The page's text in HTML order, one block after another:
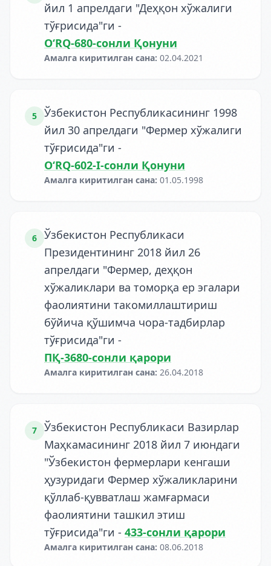
йил 1 апрелдаги "Деҳқон хўжалиги
тўғрисида"ги -
O‘RQ-680-сонли Қонуни
Амалга киритилган сана: 02.04.2021
5
Ўзбекистон Республикасининг 1998
йил 30 апрелдаги "Фермер хўжалиги
тўғрисида"ги -
O‘RQ-602-I-сонли Қонуни
Амалга киритилган сана: 01.05.1998
6
Ўзбекистон Республикаси
Президентининг 2018 йил 26
апрелдаги "Фермер, деҳқон
хўжаликлари ва томорқа ер эгалари
фаолиятини такомиллаштириш
бўйича қўшимча чора-тадбирлар
тўғрисида"ги -
ПҚ-3680-сонли қарори
Амалга киритилган сана: 26.04.2018
7
Ўзбекистон Республикаси Вазирлар
Маҳкамасининг 2018 йил 7 июндаги
"Ўзбекистон фермерлари кенгаши
ҳузуридаги Фермер хўжаликларини
қўллаб-қувватлаш жамғармаси
фаолиятини ташкил этиш
тўғрисида"ги - 433-сонли қарори
Амалга киритилган сана: 08.06.2018